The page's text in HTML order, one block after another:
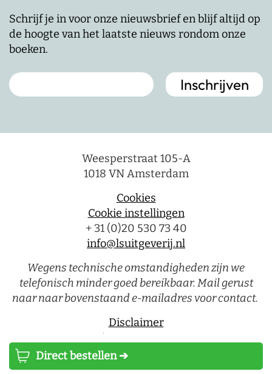
Direct bestellen ➔
Schrijf je in voor onze nieuwsbrief en blijf altijd op
de hoogte van het laatste nieuws rondom onze
boeken.
Weesperstraat 105-A
1018 VN Amsterdam
Cookies
Cookie instellingen
+ 31 (0)20 530 73 40
info@lsuitgeverij.nl
Wegens technische omstandigheden zijn we
telefonisch minder goed bereikbaar. Mail gerust
naar naar bovenstaand e-mailadres voor contact.
Disclaimer
Privacystatement
Luitingh-Sijthoff © 2026